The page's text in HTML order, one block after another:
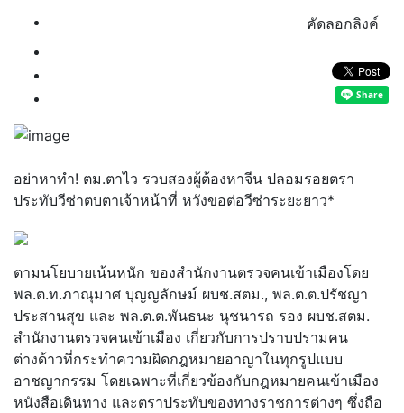
คัดลอกลิงค์
อย่าหาทำ! ตม.ตาไว รวบสองผู้ต้องหาจีน ปลอมรอยตรา
ประทับวีซ่าตบตาเจ้าหน้าที่ หวังขอต่อวีซ่าระยะยาว*
ตามนโยบายเน้นหนัก ของสำนักงานตรวจคนเข้าเมืองโดย
พล.ต.ท.ภาณุมาศ บุญญลักษม์ ผบช.สตม., พล.ต.ต.ปรัชญา
ประสานสุข และ พล.ต.ต.พันธนะ นุชนารถ รอง ผบช.สตม.
สำนักงานตรวจคนเข้าเมือง เกี่ยวกับการปราบปรามคน
ต่างด้าวที่กระทำความผิดกฎหมายอาญาในทุกรูปแบบ
อาชญากรรม โดยเฉพาะที่เกี่ยวข้องกับกฎหมายคนเข้าเมือง
หนังสือเดินทาง และตราประทับของทางราชการต่างๆ ซึ่งถือ